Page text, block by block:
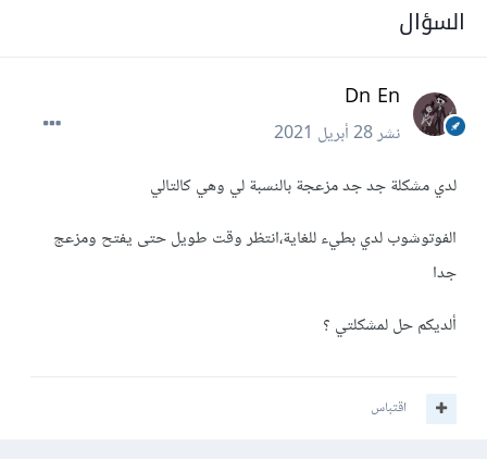
السؤال
Dn En
نشر28 أبريل 2021
لدي مشكلة جد جد مزعجة بالنسبة لي وهي كالتالي
الفوتوشوب لدي بطيء للغاية،انتظر وقت طويل حتى يفتح ومزعج
جدا
ألديكم حل لمشكلتي ؟
اقتباس